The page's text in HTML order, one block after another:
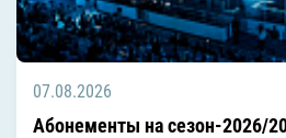
07.08.2026
Абонементы на сезон-2026/